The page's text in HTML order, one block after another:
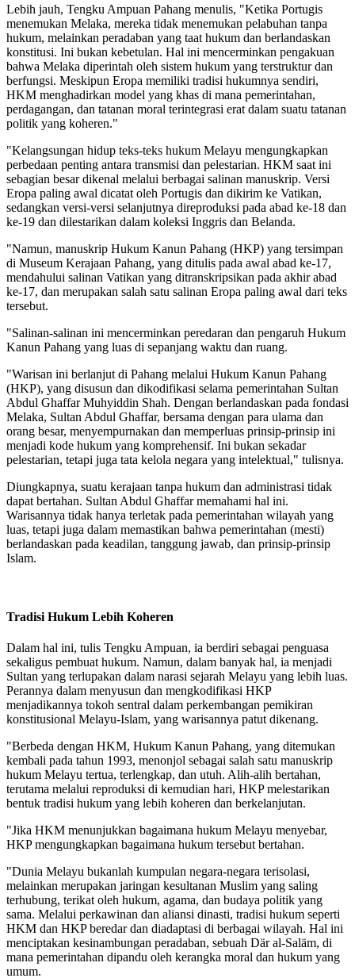
Lebih jauh, Tengku Ampuan Pahang menulis, "Ketika Portugis
menemukan Melaka, mereka tidak menemukan pelabuhan tanpa
hukum, melainkan peradaban yang taat hukum dan berlandaskan
konstitusi. Ini bukan kebetulan. Hal ini mencerminkan pengakuan
bahwa Melaka diperintah oleh sistem hukum yang terstruktur dan
berfungsi. Meskipun Eropa memiliki tradisi hukumnya sendiri,
HKM menghadirkan model yang khas di mana pemerintahan,
perdagangan, dan tatanan moral terintegrasi erat dalam suatu tatanan
politik yang koheren."
"Kelangsungan hidup teks-teks hukum Melayu mengungkapkan
perbedaan penting antara transmisi dan pelestarian. HKM saat ini
sebagian besar dikenal melalui berbagai salinan manuskrip. Versi
Eropa paling awal dicatat oleh Portugis dan dikirim ke Vatikan,
sedangkan versi-versi selanjutnya direproduksi pada abad ke-18 dan
ke-19 dan dilestarikan dalam koleksi Inggris dan Belanda.
"Namun, manuskrip Hukum Kanun Pahang (HKP) yang tersimpan
di Museum Kerajaan Pahang, yang ditulis pada awal abad ke-17,
mendahului salinan Vatikan yang ditranskripsikan pada akhir abad
ke-17, dan merupakan salah satu salinan Eropa paling awal dari teks
tersebut.
"Salinan-salinan ini mencerminkan peredaran dan pengaruh Hukum
Kanun Pahang yang luas di sepanjang waktu dan ruang.
"Warisan ini berlanjut di Pahang melalui Hukum Kanun Pahang
(HKP), yang disusun dan dikodifikasi selama pemerintahan Sultan
Abdul Ghaffar Muhyiddin Shah. Dengan berlandaskan pada fondasi
Melaka, Sultan Abdul Ghaffar, bersama dengan para ulama dan
orang besar, menyempurnakan dan memperluas prinsip-prinsip ini
menjadi kode hukum yang komprehensif. Ini bukan sekadar
pelestarian, tetapi juga tata kelola negara yang intelektual," tulisnya.
Diungkapnya, suatu kerajaan tanpa hukum dan administrasi tidak
dapat bertahan. Sultan Abdul Ghaffar memahami hal ini.
Warisannya tidak hanya terletak pada pemerintahan wilayah yang
luas, tetapi juga dalam memastikan bahwa pemerintahan (mesti)
berlandaskan pada keadilan, tanggung jawab, dan prinsip-prinsip
Islam.
Tradisi Hukum Lebih Koheren
Dalam hal ini, tulis Tengku Ampuan, ia berdiri sebagai penguasa
sekaligus pembuat hukum. Namun, dalam banyak hal, ia menjadi
Sultan yang terlupakan dalam narasi sejarah Melayu yang lebih luas.
Perannya dalam menyusun dan mengkodifikasi HKP
menjadikannya tokoh sentral dalam perkembangan pemikiran
konstitusional Melayu-Islam, yang warisannya patut dikenang.
"Berbeda dengan HKM, Hukum Kanun Pahang, yang ditemukan
kembali pada tahun 1993, menonjol sebagai salah satu manuskrip
hukum Melayu tertua, terlengkap, dan utuh. Alih-alih bertahan,
terutama melalui reproduksi di kemudian hari, HKP melestarikan
bentuk tradisi hukum yang lebih koheren dan berkelanjutan.
"Jika HKM menunjukkan bagaimana hukum Melayu menyebar,
HKP mengungkapkan bagaimana hukum tersebut bertahan.
"Dunia Melayu bukanlah kumpulan negara-negara terisolasi,
melainkan merupakan jaringan kesultanan Muslim yang saling
terhubung, terikat oleh hukum, agama, dan budaya politik yang
sama. Melalui perkawinan dan aliansi dinasti, tradisi hukum seperti
HKM dan HKP beredar dan diadaptasi di berbagai wilayah. Hal ini
menciptakan kesinambungan peradaban, sebuah Där al-Saläm, di
mana pemerintahan dipandu oleh kerangka moral dan hukum yang
umum.